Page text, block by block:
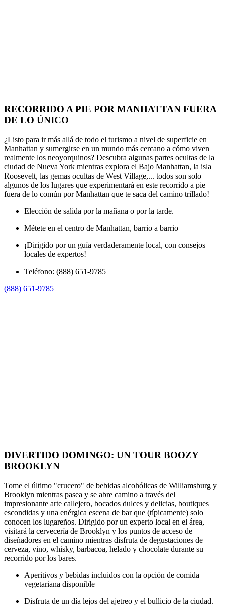
RECORRIDO A PIE POR MANHATTAN FUERA
DE LO ÚNICO
¿Listo para ir más allá de todo el turismo a nivel de superficie en
Manhattan y sumergirse en un mundo más cercano a cómo viven
realmente los neoyorquinos? Descubra algunas partes ocultas de la
ciudad de Nueva York mientras explora el Bajo Manhattan, la isla
Roosevelt, las gemas ocultas de West Village,... todos son solo
algunos de los lugares que experimentará en este recorrido a pie
fuera de lo común por Manhattan que te saca del camino trillado!
Elección de salida por la mañana o por la tarde.
Métete en el centro de Manhattan, barrio a barrio
¡Dirigido por un guía verdaderamente local, con consejos
locales de expertos!
Teléfono: (888) 651-9785
(888) 651-9785
DIVERTIDO DOMINGO: UN TOUR BOOZY
BROOKLYN
Tome el último "crucero" de bebidas alcohólicas de Williamsburg y
Brooklyn mientras pasea y se abre camino a través del
impresionante arte callejero, bocados dulces y delicias, boutiques
escondidas y una enérgica escena de bar que (típicamente) solo
conocen los lugareños. Dirigido por un experto local en el área,
visitará la cervecería de Brooklyn y los puntos de acceso de
diseñadores en el camino mientras disfruta de degustaciones de
cerveza, vino, whisky, barbacoa, helado y chocolate durante su
recorrido por los bares.
Aperitivos y bebidas incluidos con la opción de comida
vegetariana disponible
Disfruta de un día lejos del ajetreo y el bullicio de la ciudad.